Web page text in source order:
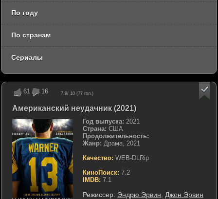
61 16 7.9/ 10 (77 гол.)
Американский неудачник (2021)
Год выпуска: 2021
Страна: США
Продолжительность:
Жанр: Драма, 2021
Качество: WEB-DLRip
КиноПоиск: 7.2
IMDB: 7.1
Режиссер: Эндрю Эрвин
Джон Эрвин
По году
По странам
Сериалы